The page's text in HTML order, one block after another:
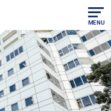
MENU